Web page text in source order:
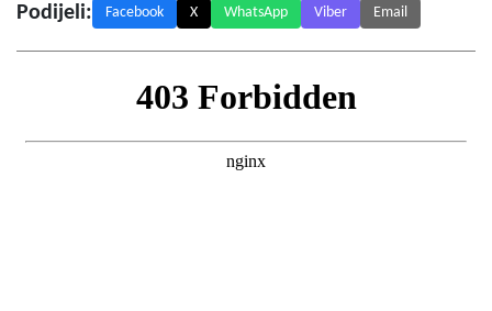
Podijeli: Facebook X WhatsApp Viber Email